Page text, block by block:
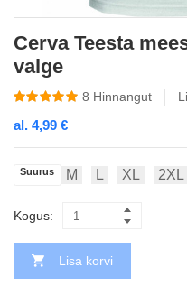
Cerva Teesta
valge
8 Hinnangut
al. 4,99 €
Suurus M L XL 2XL
Kogus:
Lisa korvi